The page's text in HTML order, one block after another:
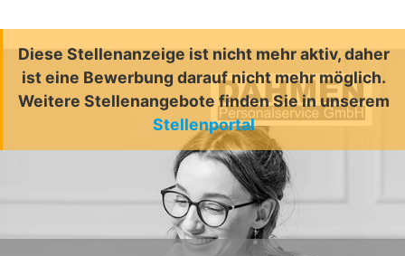
Diese Stellenanzeige ist nicht mehr aktiv, daher
ist eine Bewerbung darauf nicht mehr möglich.
Weitere Stellenangebote finden Sie in unserem
Stellenportal